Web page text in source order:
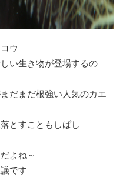
ウ
い生き物が登場するの
だまだ根強い人気のカエ
とすこともしばし
よね～
です